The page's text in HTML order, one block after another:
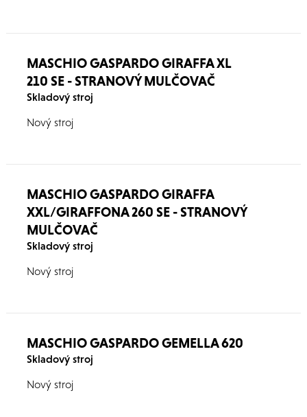
MASCHIO GASPARDO GIRAFFA XL
210 SE - STRANOVÝ MULČOVAČ
Skladový stroj
Nový stroj
MASCHIO GASPARDO GIRAFFA
XXL/GIRAFFONA 260 SE - STRANOVÝ
MULČOVAČ
Skladový stroj
Nový stroj
MASCHIO GASPARDO GEMELLA 620
Skladový stroj
Nový stroj